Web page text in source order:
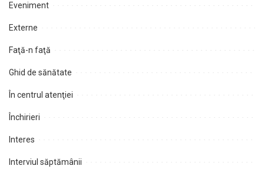
Eveniment
Externe
Faţă-n faţă
Ghid de sănătate
În centrul atenţiei
Închirieri
Interes
Interviul săptămânii